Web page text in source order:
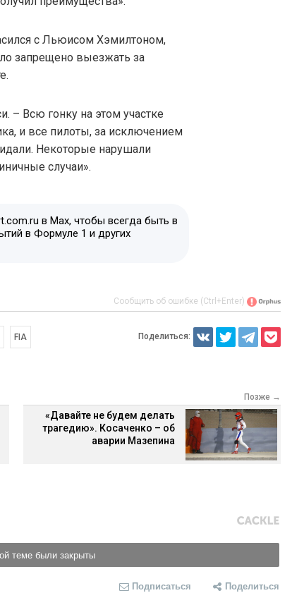
с Льюисом Хэмилтоном,
запрещено выезжать за
– Всю гонку на этом участке
и все пилоты, за исключением
Некоторые нарушали
случаи».
в Max, чтобы всегда быть в
в Формуле 1 и других
Сообщить об ошибке (Ctrl+Enter)
FIA Поделиться:
Позже →
«Давайте не будем делать
трагедию». Косаченко – об
аварии Мазепина
теме были закрыты
Подписаться Поделиться